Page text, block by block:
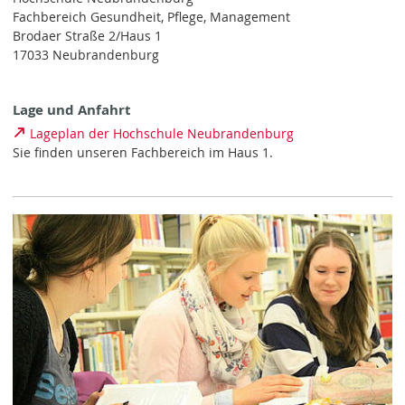
Fachbereiches
Fachschaftsrat unseres Fachbereiches
(studentische) Gremienarbeit als Wahlpflichtfach
(Informationen dazu u. a. auf den Seiten zur Arbeit
derPrüfungsauschüsse)
Hospitationen im Studiengang Management und
Versorgung in Gesundheit und Pflege
I
Immatrikulations- und Prüfungsamt
Individuelles Teilzeitstudium
Informationen für Erstsemester
K
Fachbereich Gesundheit, Pflege, Management
Brodaer Straße 2/Haus 1
17033 Neubrandenburg
Lage und Anfahrt
Lageplan der Hochschule Neubrandenburg
Sie finden unseren Fachbereich im Haus 1.